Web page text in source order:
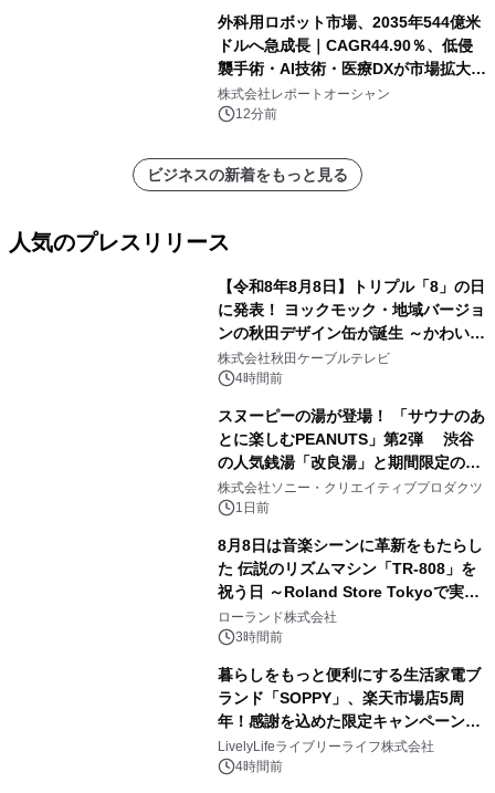
外科用ロボット市場、2035年544億米
ドルへ急成長｜CAGR44.90％、低侵
襲手術・AI技術・医療DXが市場拡大を
牽引
株式会社レポートオーシャン
12分前
ビジネスの新着をもっと見る
人気のプレスリリース
【令和8年8月8日】トリプル「8」の日
に発表！ ヨックモック・地域バージョ
ンの秋田デザイン缶が誕生 ～かわいい
秋田犬の子犬と秋田の四季と名所を巡
るパッケージ～ 9月1日(火)秋田県内で
株式会社秋田ケーブルテレビ
4時間前
スヌーピーの湯が登場！ 「サウナのあ
とに楽しむPEANUTS」第2弾 渋谷
の人気銭湯「改良湯」と期間限定のコ
ラボレーション サウナイキタイコラ
ボグッズも発売決定！
株式会社ソニー・クリエイティブプロダクツ
1日前
8月8日は音楽シーンに革新をもたらし
た 伝説のリズムマシン「TR-808」を
祝う日 ～Roland Store Tokyoで実機
を展示しての 記念キャンペーンを開
催 英国ラジオ「NTS」の 特別プログ
アーティストを フィーチャーしたアニ
メーションを公開～
ローランド株式会社
3時間前
暮らしをもっと便利にする生活家電ブ
ランド「SOPPY」、楽天市場店5周
年！感謝を込めた限定キャンペーンを
8月10日より開催
LivelyLifeライブリーライフ株式会社
4時間前